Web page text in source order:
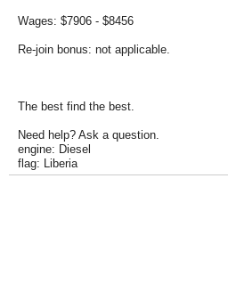
Wages: $7906 - $8456
Re-join bonus: not applicable.
The best find the best.
Need help? Ask a question.
engine: Diesel
flag: Liberia